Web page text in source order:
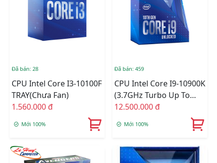
Đã bán: 28
CPU Intel Core I3-10100F
TRAY(chưa Fan)
1.560.000 đ
Mới 100%
Đã bán: 459
CPU Intel Core I9-10900K
(3.7GHz Turbo Up To
5.3GHz, 10 Nhân 20
125W) - Socket Intel LGA
ONLINE)
12.500.000 đ
Mới 100%